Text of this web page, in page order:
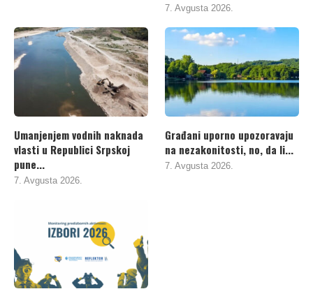
7. Avgusta 2026.
Umanjenjem vodnih naknada
vlasti u Republici Srpskoj
pune...
7. Avgusta 2026.
Građani uporno upozoravaju
na nezakonitosti, no, da li...
7. Avgusta 2026.